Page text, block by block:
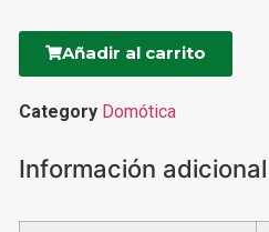
Añadir al carrito
Category Domótica
Información adicional